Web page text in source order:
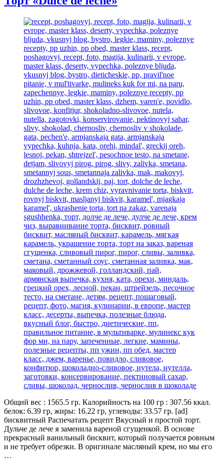
Общий вес : 1565.5 гр. Калорийность на 100 гр : 307.56 ккал.
белок: 6.39 гр, жиры: 16.22 гр, углеводы: 33.57 гр. [ad]
бисквитный Распечатать рецепт Вкусный и простой торт.
Дульче де лече я заменила вареной сгущенкой. В основе
прекрасный ванильный бисквит, который получается ровным
и не требует обрезки. В оригинале масляный крем, но мы его
…